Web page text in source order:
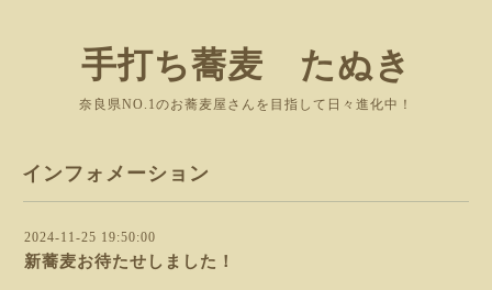
手打ち蕎麦 たぬき
奈良県NO.1のお蕎麦屋さんを目指して日々進化中！
インフォメーション
2024-11-25 19:50:00
新蕎麦お待たせしました！